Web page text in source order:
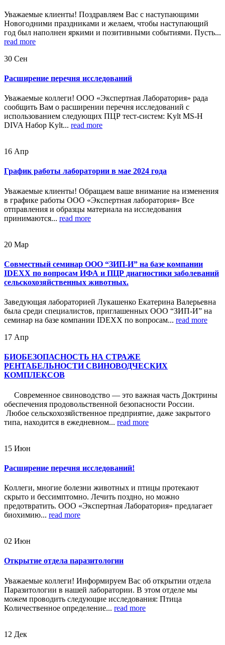
Уважаемые клиенты! Поздравляем Вас с наступающими
Новогодними праздниками и желаем, чтобы наступающий
год был наполнен яркими и позитивными событиями. Пусть...
read more
30 Сен
Расширение перечня исследований
Уважаемые коллеги! ООО «Экспертная Лаборатория» рада
сообщить Вам о расширении перечня исследований с
использованием следующих ПЦР тест-систем: Kylt MS-H
DIVA Набор Kylt... read more
16 Апр
График работы лаборатории в мае 2024 года
Уважаемые клиенты! Обращаем ваше внимание на изменения
в графике работы ООО «Экспертная лаборатория» Все
отправления и образцы материала на исследования
принимаются... read more
20 Мар
Совместный семинар ООО “ЗИП-И” на базе компании
IDEXX по вопросам ИФА и ПЦР диагностики заболеваний
сельскохозяйственных животных.
Заведующая лабораторией Лукашенко Екатерина Валерьевна
была среди специалистов, приглашенных ООО “ЗИП-И” на
семинар на базе компании IDEXX по вопросам... read more
17 Апр
БИОБЕЗОПАСНОСТЬ НА СТРАЖЕ
РЕНТАБЕЛЬНОСТИ СВИНОВОДЧЕСКИХ
КОМПЛЕКСОВ
Современное свиноводство — это важная часть Доктрины
обеспечения продовольственной безопасности России.
Любое сельскохозяйственное предприятие, даже закрытого
типа, находится в ежедневном... read more
15 Июн
Расширение перечня исследований!
Коллеги, многие болезни животных и птицы протекают
скрыто и бессимптомно. Лечить поздно, но можно
предотвратить. ООО «Экспертная Лаборатория» предлагает
биохимию... read more
02 Июн
Открытие отдела паразитологии
Уважаемые коллеги! Информируем Вас об открытии отдела
Паразитологии в нашей лаборатории. В этом отделе мы
можем проводить следующие исследования: Птица
Количественное определение... read more
12 Дек